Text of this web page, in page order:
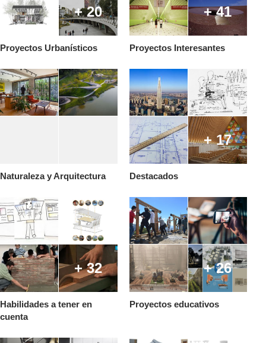
+ 20
Proyectos Urbanísticos
+ 41
Proyectos Interesantes
Naturaleza y Arquitectura
+ 17
Destacados
+ 32
Habilidades a tener en
cuenta
+ 26
Proyectos educativos